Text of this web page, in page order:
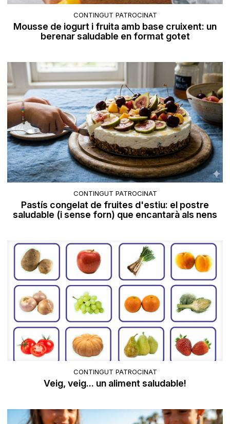
CONTINGUT PATROCINAT
Mousse de iogurt i fruita amb base cruixent: un
berenar saludable en format gotet
CONTINGUT PATROCINAT
Pastís congelat de fruites d'estiu: el postre
saludable (i sense forn) que encantarà als nens
CONTINGUT PATROCINAT
Veig, veig... un aliment saludable!